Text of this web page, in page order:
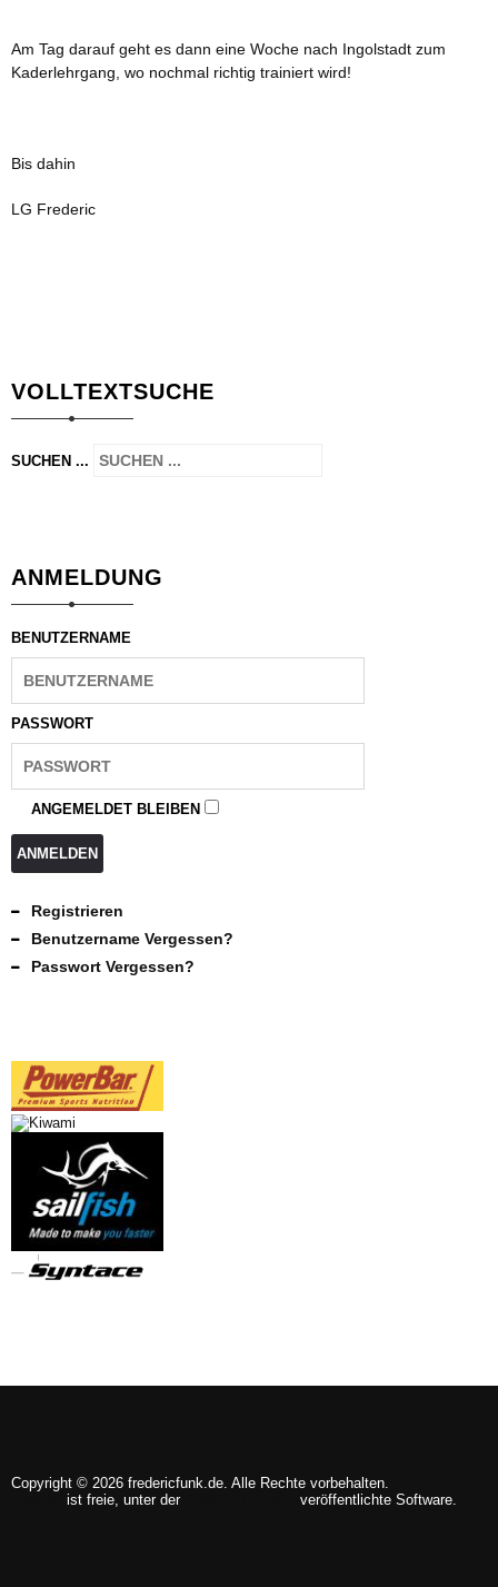
Am Tag darauf geht es dann eine Woche nach Ingolstadt zum
Kaderlehrgang, wo nochmal richtig trainiert wird!
Bis dahin
LG Frederic
VOLLTEXTSUCHE
SUCHEN ...
ANMELDUNG
BENUTZERNAME
PASSWORT
ANGEMELDET BLEIBEN
ANMELDEN
Registrieren
Benutzername Vergessen?
Passwort Vergessen?
Copyright © 2026 fredericfunk.de. Alle Rechte vorbehalten.
ist freie, unter der veröffentlichte Software.